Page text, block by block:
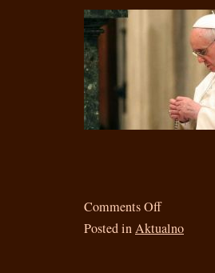
Comments Off
Posted inAktualno